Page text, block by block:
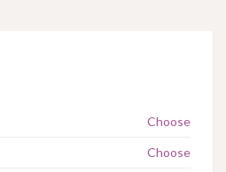
Choose
Choose